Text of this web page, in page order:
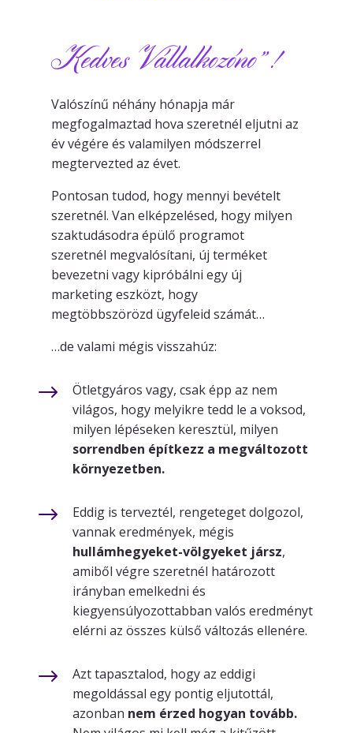
Kedves Vállalkozóno” !
Valószínű néhány hónapja már
megfogalmaztad hova szeretnél eljutni az
év végére és valamilyen módszerrel
megtervezted az évet.
Pontosan tudod, hogy mennyi bevételt
szeretnél. Van elképzelésed, hogy milyen
szaktudásodra épülő programot
szeretnél megvalósítani, új terméket
bevezetni vagy kipróbálni egy új
marketing eszközt, hogy
megtöbbszörözd ügyfeleid számát…
…de valami mégis visszahúz:
$
Ötletgyáros vagy, csak épp az nem
világos, hogy melyikre tedd le a voksod,
milyen lépéseken keresztül, milyen
sorrendben építkezz a megváltozott
környezetben.
$
Eddig is terveztél, rengeteget dolgozol,
vannak eredmények, mégis
hullámhegyeket-völgyeket jársz,
amiből végre szeretnél határozott
irányban emelkedni és
kiegyensúlyozottabban valós eredményt
elérni az összes külső változás ellenére.
$
Azt tapasztalod, hogy az eddigi
megoldással egy pontig eljutottál,
azonban nem érzed hogyan tovább.